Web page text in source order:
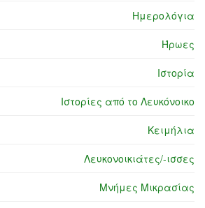
Ημερολόγια
Ήρωες
Ιστορία
Ιστορίες από το Λευκόνοικο
Κειμήλια
Λευκονοικιάτες/-ισσες
Μνήμες Μικρασίας